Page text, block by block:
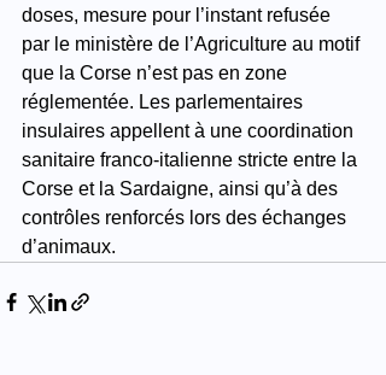
doses, mesure pour l’instant refusée
par le ministère de l’Agriculture au motif
que la Corse n’est pas en zone
réglementée. Les parlementaires
insulaires appellent à une coordination
sanitaire franco-italienne stricte entre la
Corse et la Sardaigne, ainsi qu’à des
contrôles renforcés lors des échanges
d’animaux.